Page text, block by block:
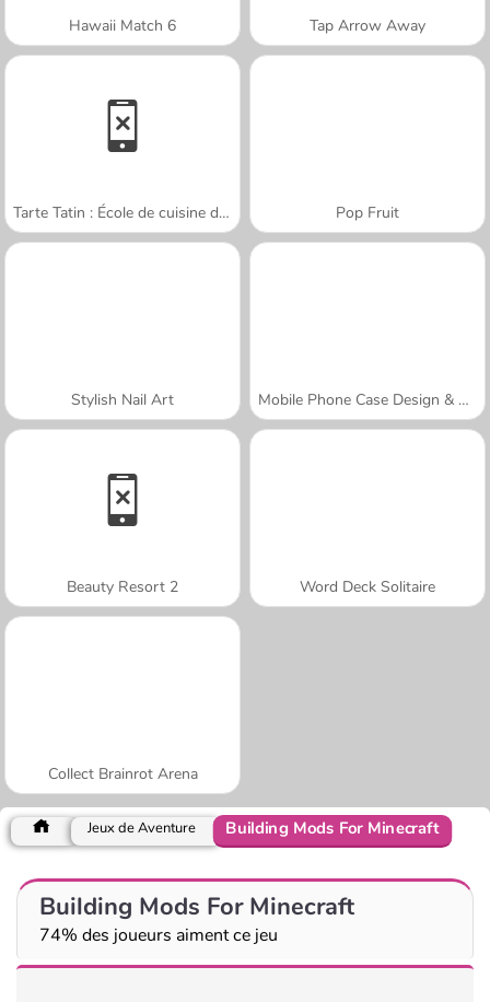
Hawaii Match 6 Tap Arrow Away
Tarte Tatin : École de cuisine de Sara Pop Fruit
Stylish Nail Art Mobile Phone Case Design & DIY
Beauty Resort 2 Word Deck Solitaire
Collect Brainrot Arena
Jeux de Aventure Building Mods For Minecraft
Building Mods For Minecraft
74% des joueurs aiment ce jeu